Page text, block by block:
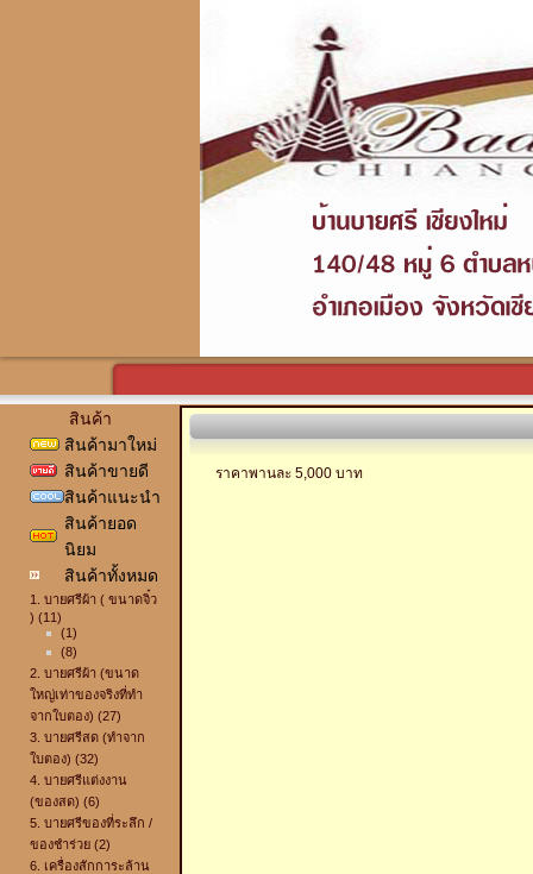
สินค้า
สินค้ามาใหม่
สินค้าขายดี
สินค้าแนะนำ
สินค้ายอด
นิยม
สินค้าทั้งหมด
1. บายศรีผ้า ( ขนาดจิ๋ว
) (11)
(1)
(8)
2. บายศรีผ้า (ขนาด
ใหญ่เท่าของจริงที่ทำ
จากใบตอง) (27)
3. บายศรีสด (ทำจาก
ใบตอง) (32)
4. บายศรีแต่งงาน
(ของสด) (6)
5. บายศรีของที่ระลึก /
ของชำร่วย (2)
6. เครื่องสักการะล้าน
ราคาพานละ 5,000 บาท